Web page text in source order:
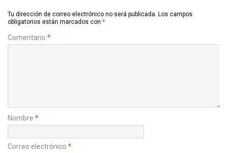
Tu dirección de correo electrónico no será publicada. Los campos
obligatorios están marcados con *
Comentario *
Nombre *
Correo electrónico *